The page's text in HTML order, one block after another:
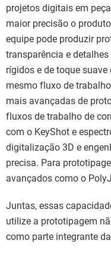
projetos digitais em
maior precisão o
equipe pode produzir
transparência e
rígidos e de toque
mesmo fluxo de
mais avançadas de
fluxos de trabalho de
com o KeyShot e
digitalização 3D e
precisa. Para
avançados como o
Juntas, essas
utilize a prototipagem
como parte integrante